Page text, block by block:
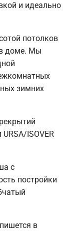
и идеально
потолков
доме. Мы
зимних
ISOVER
с
постройки
в